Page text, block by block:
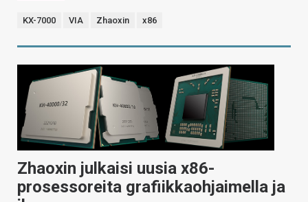
KX-7000 VIA Zhaoxin x86
Zhaoxin julkaisi uusia x86-
prosessoreita grafiikkaohjaimella ja